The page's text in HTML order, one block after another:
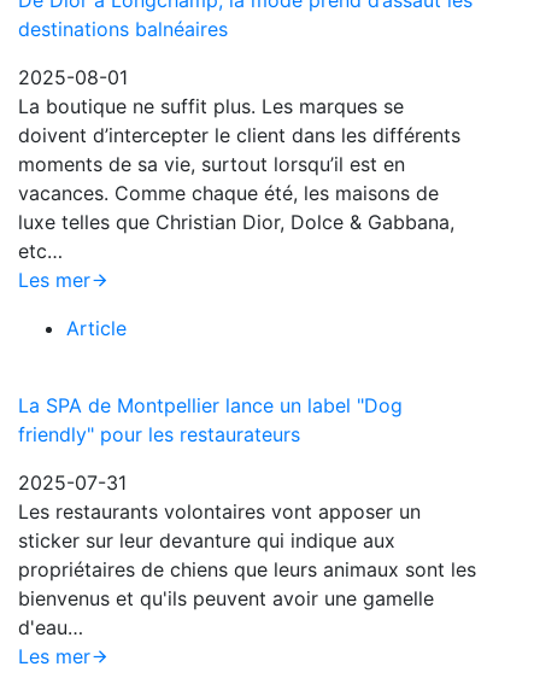
destinations balnéaires
2025-08-01
La boutique ne suffit plus. Les marques se
doivent d’intercepter le client dans les différents
moments de sa vie, surtout lorsqu’il est en
vacances. Comme chaque été, les maisons de
luxe telles que Christian Dior, Dolce & Gabbana,
etc…
Les mer
Article
La SPA de Montpellier lance un label "Dog
friendly" pour les restaurateurs
2025-07-31
Les restaurants volontaires vont apposer un
sticker sur leur devanture qui indique aux
propriétaires de chiens que leurs animaux sont les
bienvenus et qu'ils peuvent avoir une gamelle
d'eau…
Les mer